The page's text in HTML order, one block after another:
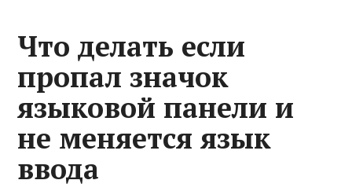
Что делать если
пропал значок
языковой панели и
не меняется язык
ввода